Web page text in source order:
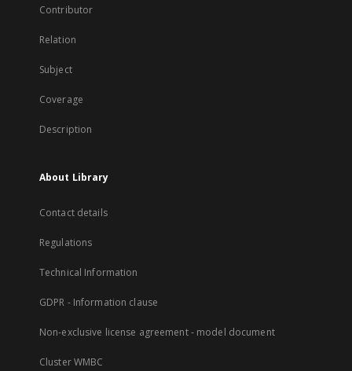
Contributor
Relation
Subject
Coverage
Description
About Library
Contact details
Regulations
Technical Information
GDPR - Information clause
Non-exclusive license agreement - model document
Cluster WMBC